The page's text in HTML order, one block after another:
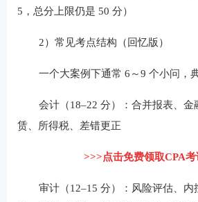
5，总分上限仍是 50 分）
2）常见考点结构（回忆版）
一个大案例下通常 6～9 个小问，
会计（18–22 分）：合并报表、金
赁、所得税、差错更正
>>>点击免费领取CPA
审计（12–15 分）：风险评估、内